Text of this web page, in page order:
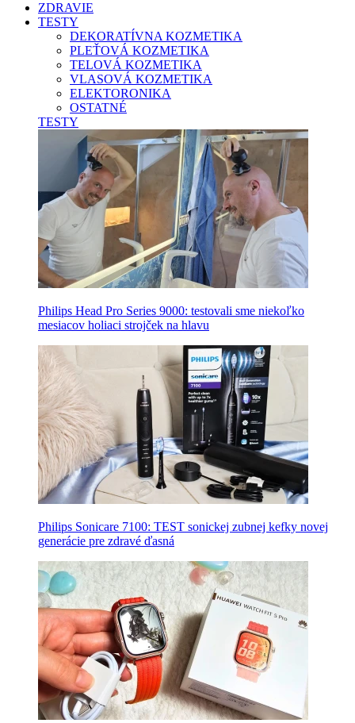
ZDRAVIE
TESTY
DEKORATÍVNA KOZMETIKA
PLEŤOVÁ KOZMETIKA
TELOVÁ KOZMETIKA
VLASOVÁ KOZMETIKA
ELEKTORONIKA
OSTATNÉ
TESTY
Philips Head Pro Series 9000: testovali sme niekoľko
mesiacov holiaci strojček na hlavu
Philips Sonicare 7100: TEST sonickej zubnej kefky novej
generácie pre zdravé ďasná